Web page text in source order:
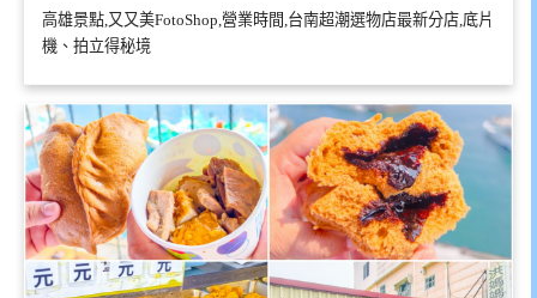
高雄景點,又又美FotoShop,營業時間,台南超潮選物店最新分店,底片
機、拍立得秘境